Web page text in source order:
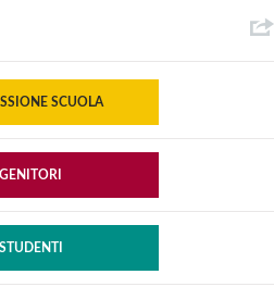
SCUOLA
GENITORI
STUDENTI